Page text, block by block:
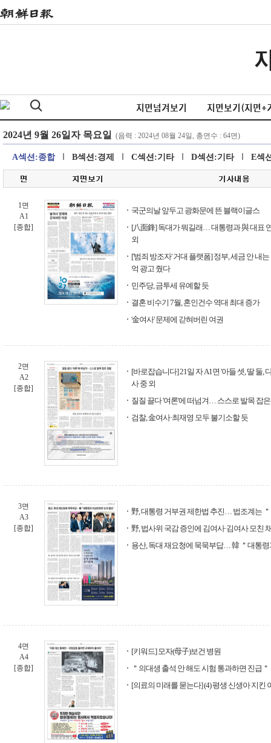
지면넘겨보기 지면보기(지면+
A섹션:종합 B섹션:경제 C섹션:기타 D섹션:기타 E섹
1면
A1
[종합]
국군의날 앞두고 광화문에 뜬 블랙이글스
[八面鋒] 독대가 뭐길래… 대통령과 與 대표
외
['범죄 방조자' 거대 플랫폼] 정부, 세금 안 내
억 광고 줬다
민주당, 금투세 유예할 듯
결혼 비수기 7월, 혼인건수 역대 최대 증가
'金여사' 문제에 갇혀버린 여권
2면
A2
[종합]
[바로잡습니다] 21일 자 A1면 '아들 셋, 딸 둘,
사 중 외
질질 끌다 '여론'에 떠넘겨… 스스로 발목 잡
검찰, 金여사·최재영 모두 불기소할 듯
3면
A3
[종합]
野, 대통령 거부권 제한법 추진… 법조계는
野, 법사위 국감 증인에 김여사·김여사 모친
용산, 독대 재요청에 묵묵부답… 韓 ＂대통
4면
A4
[종합]
[키워드] 모자(母子)보건 병원
＂의대생 출석 안 해도 시험 통과하면 진급＂
[의료의 미래를 묻는다] (4) 평생 신생아 지킨